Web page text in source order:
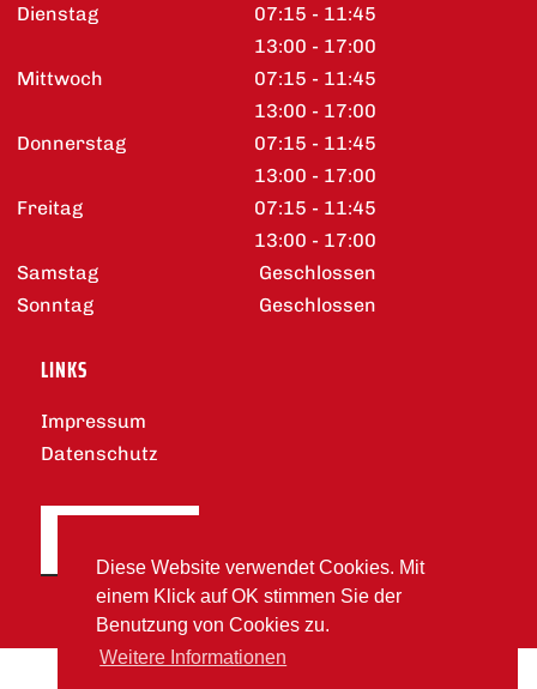
Diese Website verwendet Cookies. Mit
einem Klick auf OK stimmen Sie der
Benutzung von Cookies zu.
Weitere Informationen
Dienstag
07:15 - 11:45
13:00 - 17:00
Mittwoch
07:15 - 11:45
13:00 - 17:00
Donnerstag
07:15 - 11:45
13:00 - 17:00
Freitag
07:15 - 11:45
13:00 - 17:00
Samstag
Geschlossen
Sonntag
Geschlossen
LINKS
Impressum
Datenschutz